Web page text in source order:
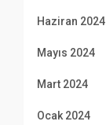
Haziran 2024
Mayıs 2024
Mart 2024
Ocak 2024